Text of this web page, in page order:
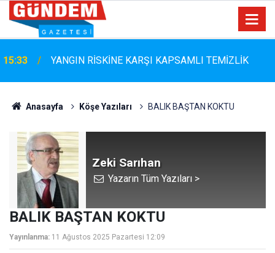
15:33 YANGIN RİSKİNE KARŞI KAPSAMLI TEMİZLİK
Anasayfa Köşe Yazıları BALIK BAŞTAN KOKTU
Zeki Sarıhan
Yazarın Tüm Yazıları >
BALIK BAŞTAN KOKTU
Yayınlanma: 11 Ağustos 2025 Pazartesi 12:09